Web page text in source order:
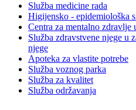
Služba medicine rada
Higijensko - epidemiološka
Centra za mentalno zdravlje
Služba zdravstvene njege u
njege
Apoteka za vlastite potrebe
Služba voznog parka
Služba za kvalitet
Služba održavanja